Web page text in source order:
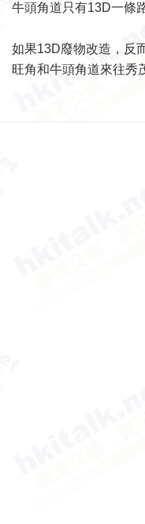
牛頭角道只有13D一條
如果13D廢物改造，反
旺角和牛頭角道來往秀